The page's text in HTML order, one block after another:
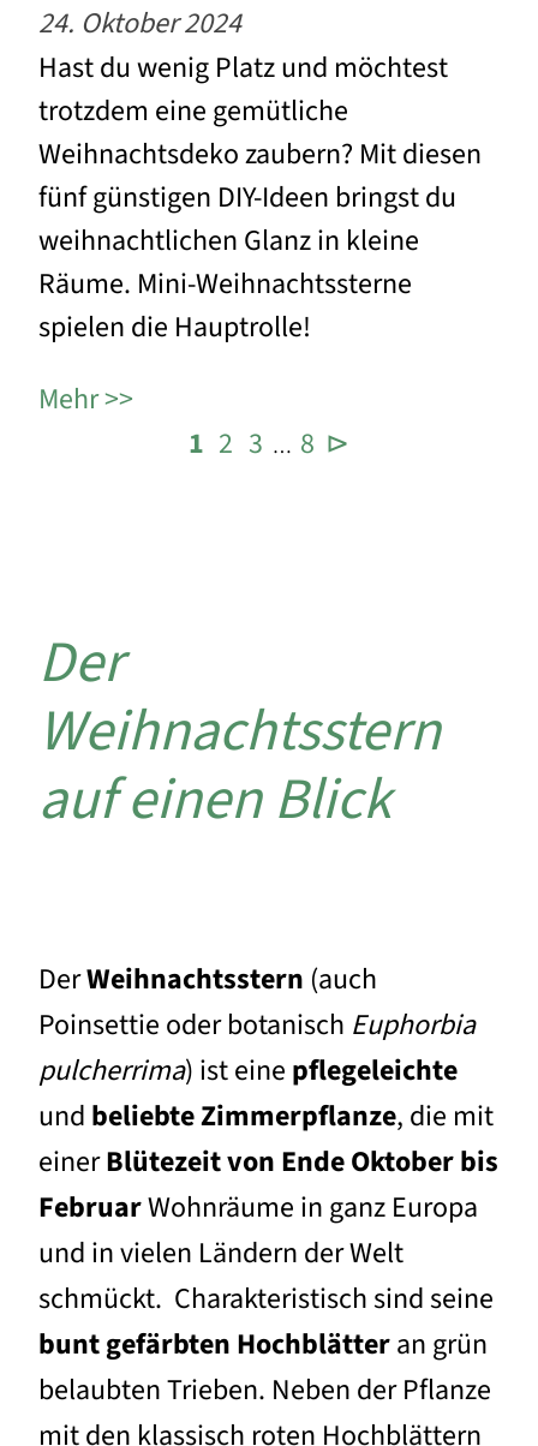
24. Oktober 2024
Hast du wenig Platz und möchtest
trotzdem eine gemütliche
Weihnachtsdeko zaubern? Mit diesen
fünf günstigen DIY-Ideen bringst du
weihnachtlichen Glanz in kleine
Räume. Mini-Weihnachtssterne
spielen die Hauptrolle!
Mehr
1 2 3 … 8 ⊳
Der
Weihnachtsstern
auf einen Blick
DerWeihnachtsstern (auch
Poinsettie oder botanisch Euphorbia
pulcherrima) ist eine pflegeleichte
und beliebteZimmerpflanze, die mit
einerBlütezeit von Ende Oktober bis
FebruarWohnräume in ganz Europa
und in vielen Ländern der Welt
schmückt. Charakteristisch sind seine
bunt gefärbten Hochblätteran grün
belaubten Trieben. Neben der Pflanze
mit den klassisch roten Hochblättern